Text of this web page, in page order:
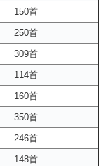
150首
250首
309首
114首
160首
350首
246首
148首